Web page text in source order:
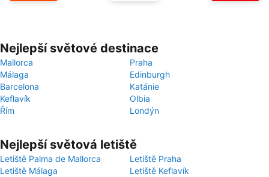
Nejlepší světové destinace
Mallorca
Praha
Málaga
Edinburgh
Barcelona
Katánie
Keflavík
Olbia
Řím
Londýn
Nejlepší světová letiště
Letiště Palma de Mallorca
Letiště Praha
Letiště Málaga
Letiště Keflavík